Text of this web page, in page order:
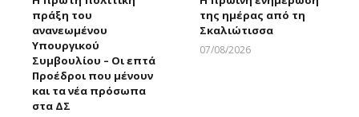
πράξη του
ανανεωμένου
Υπουργικού
Συμβουλίου – Οι επτά
Προέδροι που μένουν
και τα νέα πρόσωπα
στα ΔΣ
της ημέρας από τη
Σκαλιώτισσα
07/08/2026